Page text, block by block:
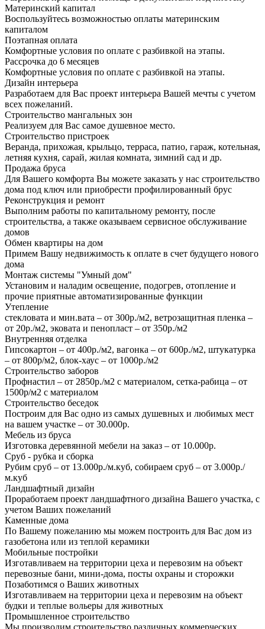
Материнский капитал
Воспользуйтесь возможностью оплаты материнским
капиталом
Поэтапная оплата
Комфортные условия по оплате с разбивкой на этапы.
Рассрочка до 6 месяцев
Комфортные условия по оплате с разбивкой на этапы.
Дизайн интерьера
Разработаем для Вас проект интерьера Вашей мечты с учетом
всех пожеланий.
Строительство мангальных зон
Реализуем для Вас самое душевное место.
Строительство пристроек
Веранда, прихожая, крыльцо, терраса, патио, гараж, котельная,
летняя кухня, сарай, жилая комната, зимний сад и др.
Продажа бруса
Для Вашего комфорта Вы можете заказать у нас строительство
дома под ключ или приобрести профилированный брус
Реконструкция и ремонт
Выполним работы по капитальному ремонту, после
строительства, а также оказываем сервисное обслуживание
домов
Обмен квартиры на дом
Примем Вашу недвижимость к оплате в счет будущего нового
дома
Монтаж системы "Умный дом"
Установим и наладим освещение, подогрев, отопление и
прочие приятные автоматизированные функции
Утепление
стекловата и мин.вата – от 300р./м2, ветрозащитная пленка –
от 20р./м2, эковата и пенопласт – от 350р./м2
Внутренняя отделка
Гипсокартон – от 400р./м2, вагонка – от 600р./м2, штукатурка
– от 800р/м2, блок-хаус – от 1000р./м2
Строительство заборов
Профнастил – от 2850р./м2 с материалом, сетка-рабица – от
1500р/м2 с материалом
Строительство беседок
Построим для Вас одно из самых душевных и любимых мест
на вашем участке – от 30.000р.
Мебель из бруса
Изготовка деревянной мебели на заказ – от 10.000р.
Сруб - рубка и сборка
Рубим сруб – от 13.000р./м.куб, собираем сруб – от 3.000р./
м.куб
Ландшафтный дизайн
Проработаем проект ландшафтного дизайна Вашего участка, с
учетом Ваших пожеланий
Каменные дома
По Вашему пожеланию мы можем построить для Вас дом из
газобетона или из теплой керамики
Мобильные постройки
Изготавливаем на территории цеха и перевозим на объект
перевозные бани, мини-дома, посты охраны и сторожки
Позаботимся о Ваших животных
Изготавливаем на территории цеха и перевозим на объект
будки и теплые вольеры для животных
Промышленное строительство
Мы производим строительство различных коммерческих